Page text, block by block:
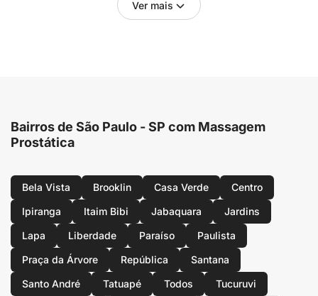
Ver mais
Bairros de São Paulo - SP com Massagem
Prostática
Bela Vista Brooklin Casa Verde
Centro
Ipiranga
Itaim Bibi Jabaquara
Jardins
Lapa
Liberdade Paraíso
Paulista
Praça da Árvore
República
Santana
Santo André
Tatuapé Todos
Tucuruvi